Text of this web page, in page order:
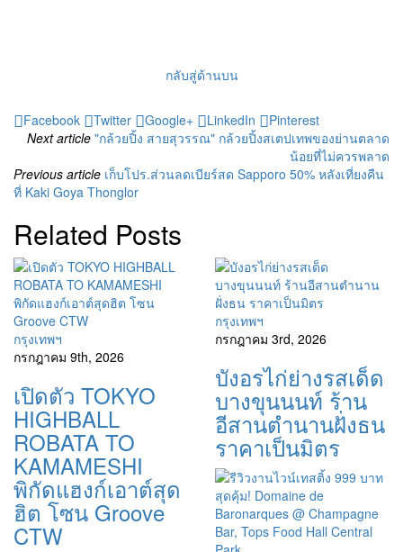
กลับสู่ด้านบน
Facebook Twitter Google+ LinkedIn
Pinterest
Next article "กล้วยปิ้ง สายสุวรรณ" กล้วยปิ้งสเตปเทพของย่านตลาด
น้อยที่ไม่ควรพลาด
Previous article เก็บโปร.ส่วนลดเบียร์สด Sapporo 50% หลังเที่ยงคืน
ที่ Kaki Goya Thonglor
Related Posts
กรุงเทพฯ
กรกฎาคม 9th, 2026
เปิดตัว TOKYO
HIGHBALL
ROBATA TO
KAMAMESHI
พิกัดแฮงก์เอาต์สุด
ฮิต โซน Groove
CTW
กรุงเทพฯ
กรกฎาคม 3rd, 2026
บังอรไก่ย่างรสเด็ด
บางขุนนนท์ ร้าน
อีสานตำนานฝั่งธน
ราคาเป็นมิตร